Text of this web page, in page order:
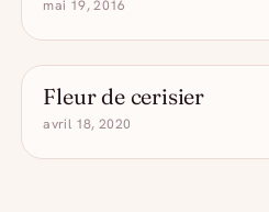
mai 19, 2016
COCKTAIL D'ÉTÉ
Fleur de cerisier
avril 18, 2020